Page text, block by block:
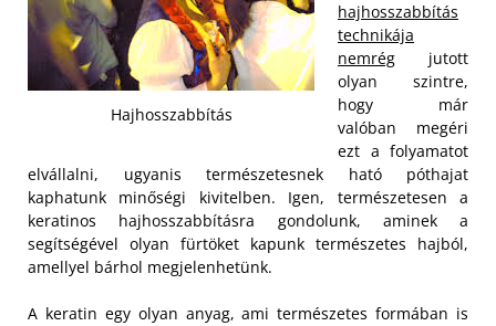
Hajhosszabbítás
hajhosszabbítás
technikája
nemrég jutott
olyan szintre,
hogy már
valóban megéri
ezt a folyamatot
elvállalni, ugyanis természetesnek ható póthajat
kaphatunk minőségi kivitelben. Igen, természetesen a
keratinos hajhosszabbításra gondolunk, aminek a
segítségével olyan fürtöket kapunk természetes hajból,
amellyel bárhol megjelenhetünk.
A keratin egy olyan anyag, ami természetes formában is